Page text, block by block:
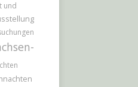
und